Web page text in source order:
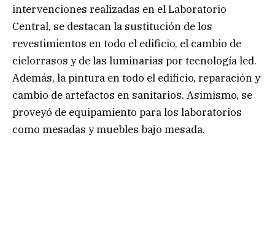
intervenciones realizadas en el Laboratorio
Central, se destacan la sustitución de los
revestimientos en todo el edificio, el cambio de
cielorrasos y de las luminarias por tecnología led.
Además, la pintura en todo el edificio, reparación y
cambio de artefactos en sanitarios. Asimismo, se
proveyó de equipamiento para los laboratorios
como mesadas y muebles bajo mesada.